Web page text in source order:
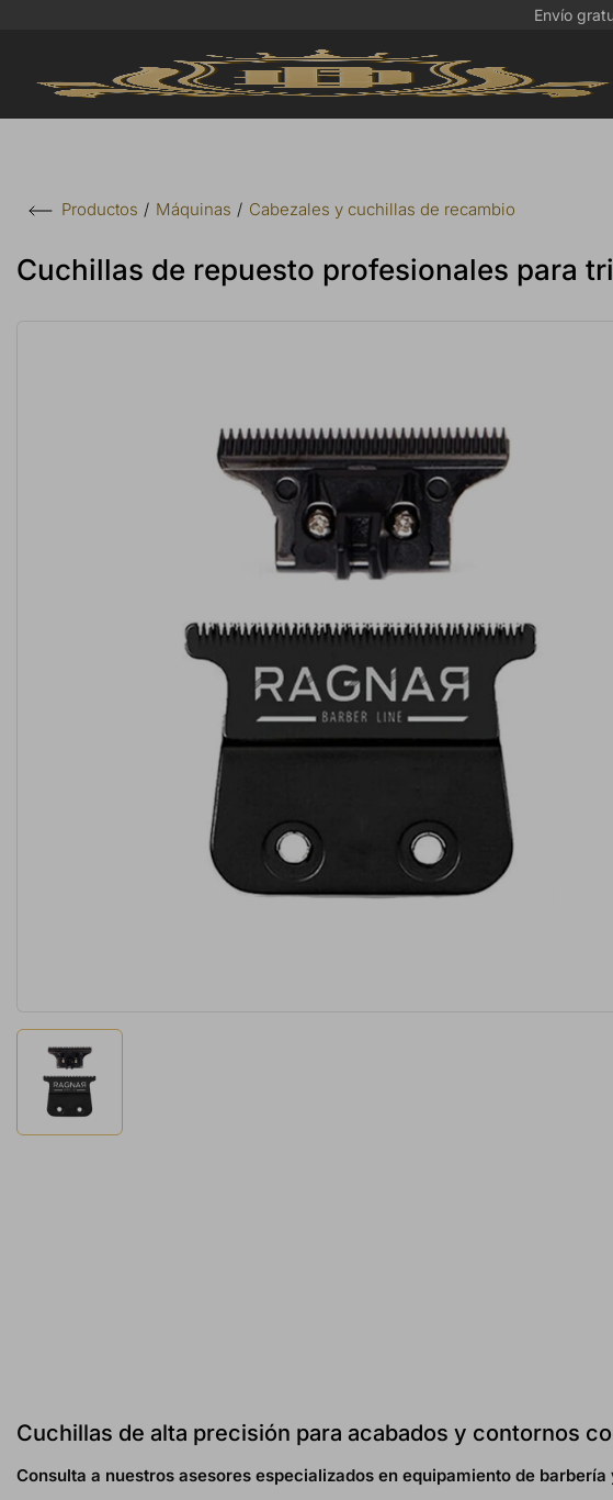
Envío
Productos Máquinas Cabezales y cuchillas de recambio
Cuchillas de repuesto profesionales para
Cuchillas de alta precisión para acabados y contornos
Consulta a nuestros asesores especializados en equipamiento de